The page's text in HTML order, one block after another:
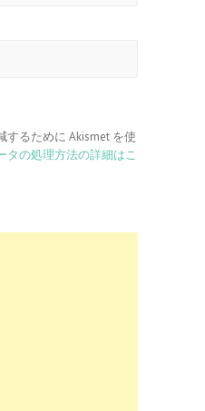
するために Akismet を使
タの処理方法の詳細はこ